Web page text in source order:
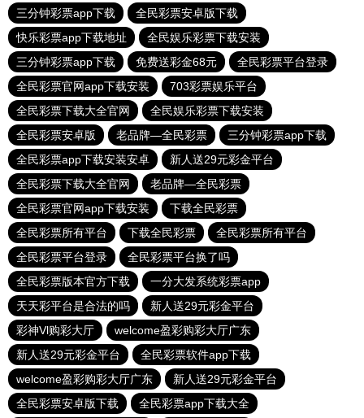
三分钟彩票app下载
全民彩票安卓版下载
快乐彩票app下载地址
全民娱乐彩票下载安装
三分钟彩票app下载
免费送彩金68元
全民彩票平台登录
全民彩票官网app下载安装
703彩票娱乐平台
全民彩票下载大全官网
全民娱乐彩票下载安装
全民彩票安卓版
老品牌—全民彩票
三分钟彩票app下载
全民彩票app下载安装安卓
新人送29元彩金平台
全民彩票下载大全官网
老品牌—全民彩票
全民彩票官网app下载安装
下载全民彩票
全民彩票所有平台
下载全民彩票
全民彩票所有平台
全民彩票平台登录
全民彩票平台换了吗
全民彩票版本官方下载
一分大发系统彩票app
天天彩平台是合法的吗
新人送29元彩金平台
彩神Vl购彩大厅
welcome盈彩购彩大厅广东
新人送29元彩金平台
全民彩票软件app下载
welcome盈彩购彩大厅广东
新人送29元彩金平台
全民彩票安卓版下载
全民彩票app下载大全